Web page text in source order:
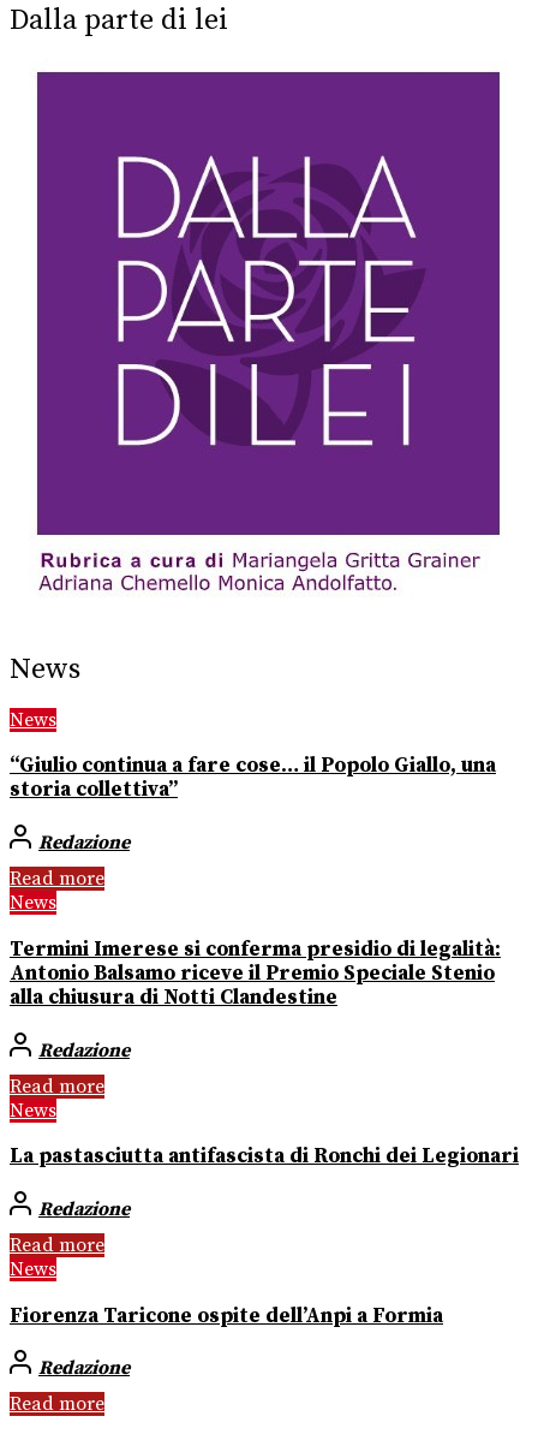
Dalla parte di lei
News
News
“Giulio continua a fare cose… il Popolo Giallo, una
storia collettiva”
Redazione
Read more
News
Termini Imerese si conferma presidio di legalità:
Antonio Balsamo riceve il Premio Speciale Stenio
alla chiusura di Notti Clandestine
Redazione
Read more
News
La pastasciutta antifascista di Ronchi dei Legionari
Redazione
Read more
News
Fiorenza Taricone ospite dell’Anpi a Formia
Redazione
Read more